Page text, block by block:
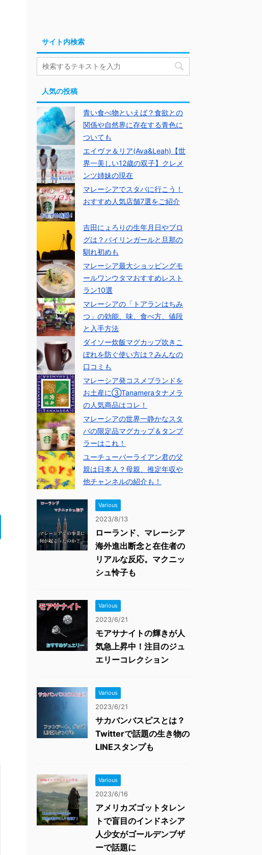
サイト内検索
人気の投稿
青い食べ物といえば？食欲との
関係や自然界に存在する青色に
ついても
エイヴァ＆リア(Ava&Leah)【世
界一美しい12歳の双子】クレメ
ンツ姉妹の現在
マレーシアでスタバに行こう！
おすすめ人気店舗7選をご紹介
吉田にょろりの生年月日やブロ
グは？バイリンガールと旦那の
馴れ初めも
マレーシア最大ショッピングモ
ールワンウタマおすすめレスト
ラン10選
マレーシアの「トアランはちみ
つ」の効能、味、食べ方、値段
と入手方法
ダイソー炊飯マグカップ吹きこ
ぼれを防ぐ使い方は？みんなの
口コミも
マレーシア発コスメブランドを
お土産に③Tanameraタナメラ
の人気商品はコレ！
マレーシアの世界一静かなスタ
バの限定品マグカップ＆タンブ
ラーはこれ！
ユーチューバーライアン君の父
親は日本人？母親、推定年収や
他チャンネルの紹介も！
Various
2023/8/13
ローランド、マレーシア
海外進出断念と在住者の
リアルな反応。マクニッ
シュ怜子も
Various
2023/6/21
モアサナイトの輝きが人
気急上昇中！注目のジュ
エリーコレクション
Various
2023/6/21
サカバンバスピスとは？
Twitterで話題の生き物の
LINEスタンプも
Various
2023/6/16
アメリカズゴットタレン
トで盲目のインドネシア
人少女がゴールデンブザ
ーで話題に